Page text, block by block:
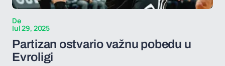
De
Iul 29, 2025
Partizan ostvario važnu pobedu u
Evroligi